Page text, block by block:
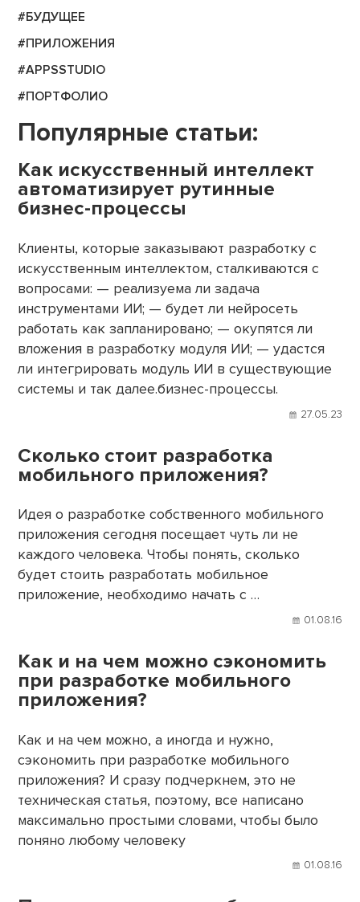
#БУДУЩЕЕ
#ПРИЛОЖЕНИЯ
#APPSSTUDIO
#ПОРТФОЛИО
Популярные статьи:
Как искусственный интеллект
автоматизирует рутинные
бизнес-процессы
Клиенты, которые заказывают разработку с
искусственным интеллектом, сталкиваются с
вопросами: — реализуема ли задача
инструментами ИИ; — будет ли нейросеть
работать как запланировано; — окупятся ли
вложения в разработку модуля ИИ; — удастся
ли интегрировать модуль ИИ в существующие
системы и так далее.бизнес-процессы.
27.05.23
Сколько стоит разработка
мобильного приложения?
Идея о разработке собственного мобильного
приложения сегодня посещает чуть ли не
каждого человека. Чтобы понять, сколько
будет стоить разработать мобильное
приложение, необходимо начать с …
01.08.16
Как и на чем можно сэкономить
при разработке мобильного
приложения?
Как и на чем можно, а иногда и нужно,
сэкономить при разработке мобильного
приложения? И сразу подчеркнем, это не
техническая статья, поэтому, все написано
максимально простыми словами, чтобы было
поняно любому человеку
01.08.16